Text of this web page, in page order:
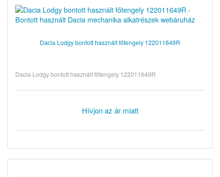
Dacia Lodgy bontott használt főtengely 122011649R
Dacia Lodgy bontott használt főtengely 122011649R
Hívjon az ár miatt